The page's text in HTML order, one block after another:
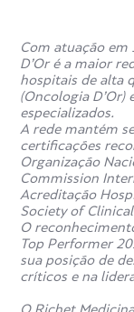
Com atuação em
D’Or é a maior
hospitais de alta
(Oncologia D’Or)
especializados.
A rede mantém
certificações
Organização
Commission
Acreditação
Society of
O
Top Performer
sua posição de
críticos e na
O Richet